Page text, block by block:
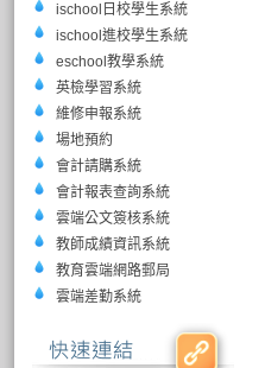
ischool日校學生系統
ischool進校學生系統
eschool教學系統
英檢學習系統
維修申報系統
場地預約
會計請購系統
會計報表查詢系統
雲端公文簽核系統
教師成績資訊系統
教育雲端網路郵局
雲端差勤系統